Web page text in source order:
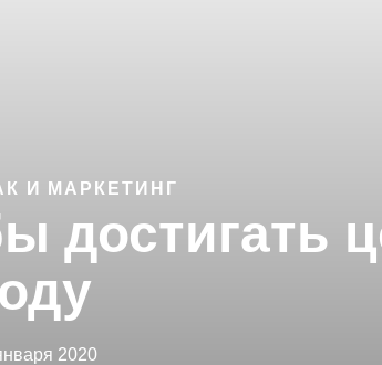
И МАРКЕТИНГ
достигать
2020